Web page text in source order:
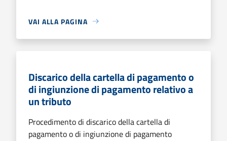
VAI ALLA PAGINA
Discarico della cartella di pagamento o
di ingiunzione di pagamento relativo a
un tributo
Procedimento di discarico della cartella di
pagamento o di ingiunzione di pagamento